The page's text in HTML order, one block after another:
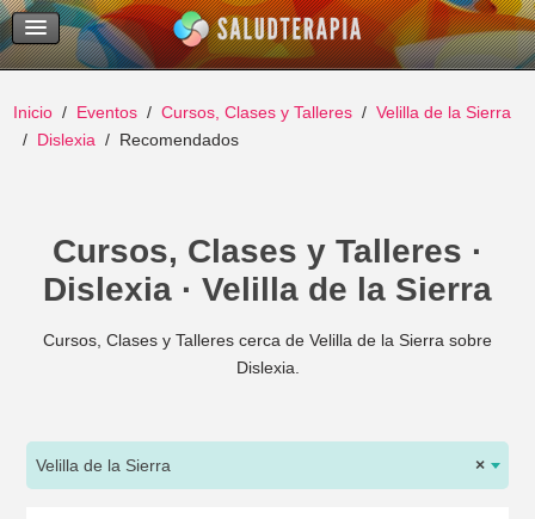
Temas Recientes
Buscar
Inicio Eventos Cursos, Clases y Talleres
Velilla de la Sierra
Dislexia
Recomendados
Cursos, Clases y Talleres ·
Dislexia · Velilla de la Sierra
Cursos, Clases y Talleres cerca de Velilla de la Sierra sobre
Dislexia.
×
Velilla de la Sierra